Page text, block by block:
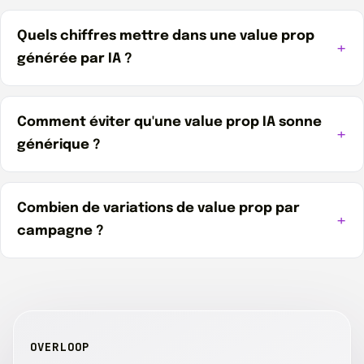
Quels chiffres mettre dans une value prop
générée par IA ?
Comment éviter qu'une value prop IA sonne
générique ?
Combien de variations de value prop par
campagne ?
OVERLOOP